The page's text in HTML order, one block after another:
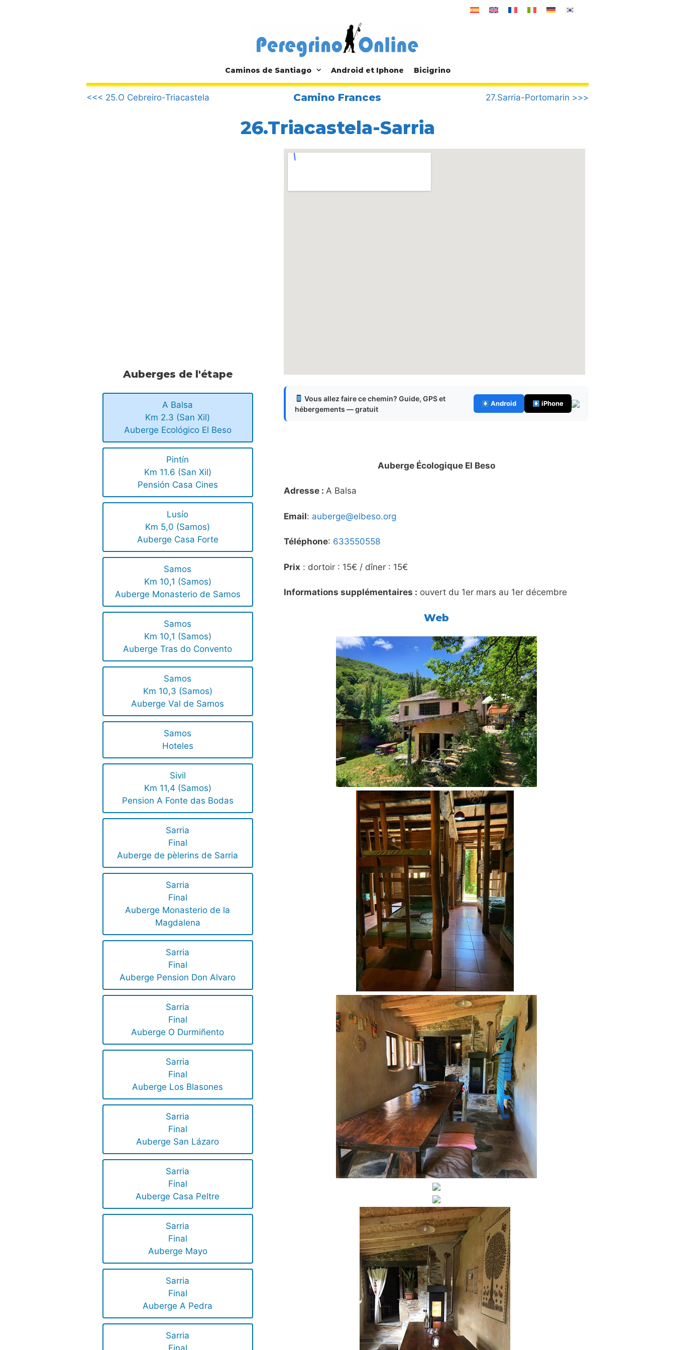
Caminos de Santiago Android et Iphone Bicigrino
.
<<< 25.O Cebreiro-Triacastela
Camino Frances 27.Sarria-Portomarin >>>
26.Triacastela-Sarria
Auberges de l'étape
A Balsa
Km 2.3 (San Xil)
Auberge Ecológico El Beso
Pintín
Km 11.6 (San Xil)
Pensión Casa Cines
Lusío
Km 5,0 (Samos)
Auberge Casa Forte
Samos
Km 10,1 (Samos)
Auberge Monasterio de Samos
Samos
Km 10,1 (Samos)
Auberge Tras do Convento
Samos
Km 10,3 (Samos)
Auberge Val de Samos
Samos
Hoteles
Sivil
Km 11,4 (Samos)
Pension A Fonte das Bodas
Sarria
Final
Auberge de pèlerins de Sarria
Sarria
Final
Auberge Monasterio de la
Magdalena
Sarria
Final
Auberge Pension Don Alvaro
Sarria
Final
Auberge O Durmiñento
Sarria
Final
Auberge Los Blasones
Sarria
Final
Auberge San Lázaro
Sarria
Final
Auberge Casa Peltre
Sarria
Final
Auberge Mayo
Sarria
Final
Auberge A Pedra
Sarria
Vous allez faire ce chemin? Guide, GPS et
hébergements — gratuit
Android iPhone
Auberge Écologique El Beso
Adresse :A Balsa
Email: auberge@elbeso.org
Téléphone: 633550558
Prix : dortoir : 15€ / dîner : 15€
Informations supplémentaires : ouvert du 1er mars au 1er décembre
Web